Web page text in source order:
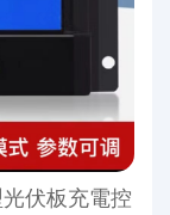
伏板充電控